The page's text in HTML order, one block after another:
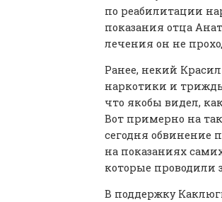
по реабилитации
показания отца
лечения он не
Ранее, некий
наркотики и
что якобы видел,
Вот примерно на
сегодня обвинение
на показаниях
которые проводили
В поддержку